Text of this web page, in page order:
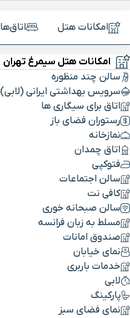
امکانات هتل اتاق‌ها
امکانات هتل سیمرغ تهران
سالن چند منظوره
سرویس بهداشتی ایرانی (لابی)
اتاق برای سیگاری ها
رستوران فضای باز
نمازخانه
اتاق چمدان
فتوکپی
سالن اجتماعات
کافی نت
سالن صبحانه خوری
مسلط به زبان فرانسه
صندوق امانات
نمای خیابان
خدمات باربری
لابی
پارکینگ
نمای فضای سبز